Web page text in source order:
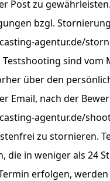
Post zu
bzgl.
agentur.de/
Testshooting sind vom
über den
Email, nach der
agentur.de/
zu stornieren.
die in weniger als 24
erfolgen,